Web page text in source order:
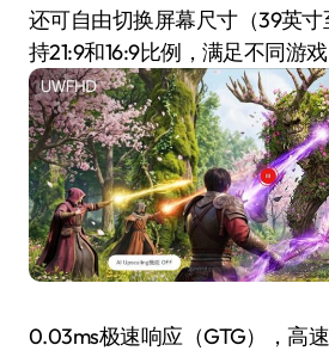
还可自由切换屏幕尺寸（39英
持21:9和16:9比例，满足不同游戏
0.03ms极速响应（GTG），高